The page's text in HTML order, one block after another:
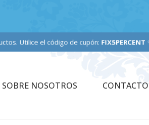
Utilice el código de cupón:FIX5PERCENT✨✨
SOBRE NOSOTROS CONTACTO